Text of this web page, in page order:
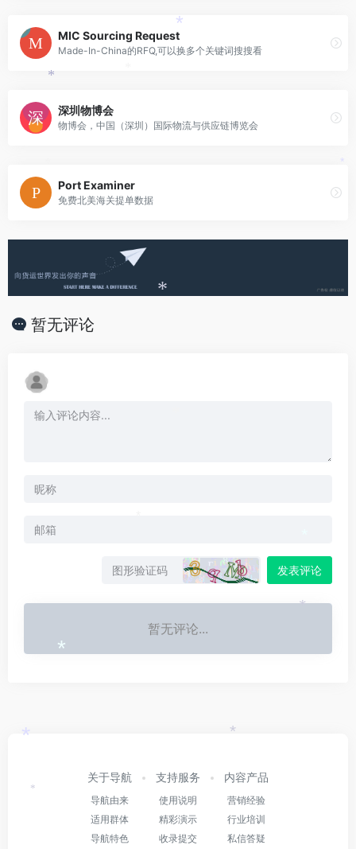
MIC Sourcing Request
Made-In-China的RFQ,可以换多个关键词搜搜看
深圳物博会
物博会，中国（深圳）国际物流与供应链博览会
Port Examiner
免费北美海关提单数据
暂无评论
发表评论
暂无评论...
关于导航
导航由来
适用群体
导航特色
支持服务
使用说明
精彩演示
收录提交
内容产品
营销经验
行业培训
私信答疑
*
*